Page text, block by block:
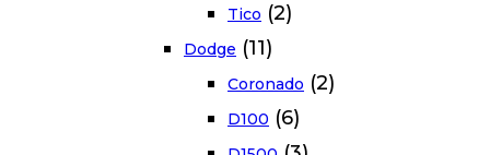
Tico (2)
Dodge (11)
Coronado (2)
D100 (6)